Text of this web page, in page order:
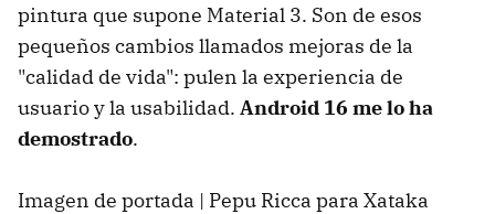
pintura que supone Material 3. Son de esos
pequeños cambios llamados mejoras de la
"calidad de vida": pulen la experiencia de
usuario y la usabilidad. Android 16 me lo ha
demostrado.
Imagen de portada | Pepu Ricca para Xataka